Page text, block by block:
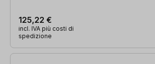
125,22 €
incl. IVA più costi di
spedizione